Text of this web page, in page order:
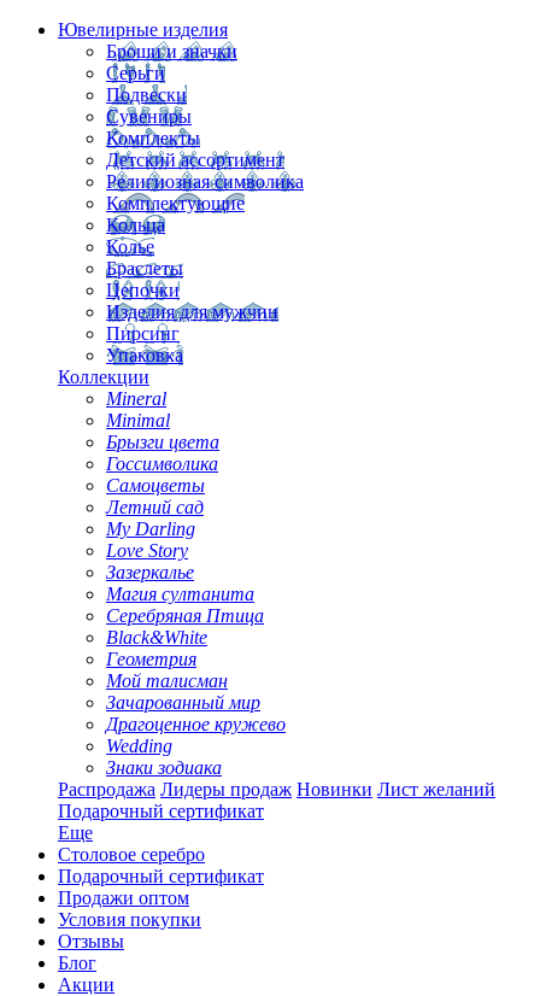
Ювелирные изделия
Броши и значки
Серьги
Подвески
Сувениры
Комплекты
Детский ассортимент
Религиозная символика
Комплектующие
Кольца
Колье
Браслеты
Цепочки
Изделия для мужчин
Пирсинг
Упаковка
Коллекции
Mineral
Minimal
Брызги цвета
Госсимволика
Самоцветы
Летний сад
My Darling
Love Story
Зазеркалье
Магия султанита
Серебряная Птица
Black&White
Геометрия
Мой талисман
Зачарованный мир
Драгоценное кружево
Wedding
Знаки зодиака
Распродажа Лидеры продаж Новинки Лист желаний
Подарочный сертификат
Еще
Столовое серебро
Подарочный сертификат
Продажи оптом
Условия покупки
Отзывы
Блог
Акции